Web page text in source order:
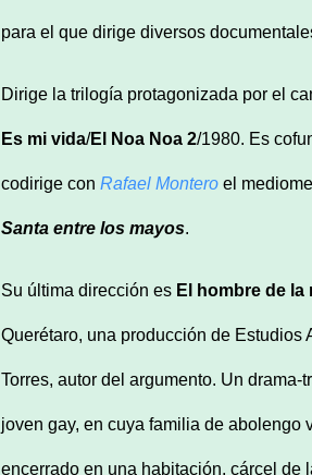
para el que dirige diversos
Dirige la trilogía protagonizada por el
Es mi vida/El Noa Noa 2/1980. Es
codirige con Rafael Montero el
Santa entre los mayos.
Su última dirección es El hombre de la
Querétaro, una producción de
Torres, autor del argumento. Un
joven gay, en cuya familia de abolengo
encerrado en una habitación, cárcel de